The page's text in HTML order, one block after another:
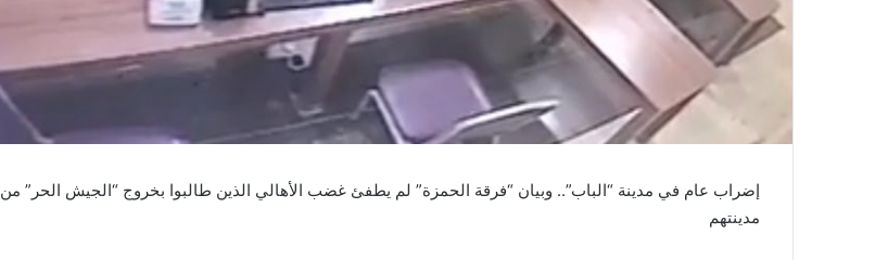
إضراب عام في مدينة “الباب”.. وبيان “فرقة الحمزة” لم يطفئ غضب الأهالي الذين طالبوا بخروج “الجيش الحر” من
مدينتهم